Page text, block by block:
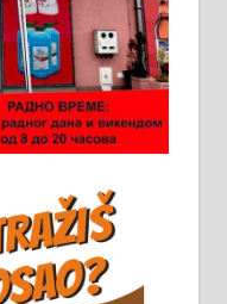
са Б
за рад на
у
на
Максима
дана од